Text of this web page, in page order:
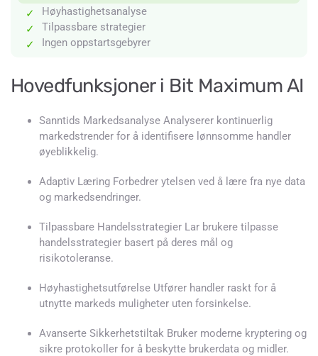
Høyhastighetsanalyse
Tilpassbare strategier
Ingen oppstartsgebyrer
Hovedfunksjoner i Bit Maximum AI
Sanntids Markedsanalyse Analyserer kontinuerlig
markedstrender for å identifisere lønnsomme handler
øyeblikkelig.
Adaptiv Læring Forbedrer ytelsen ved å lære fra nye data
og markedsendringer.
Tilpassbare Handelsstrategier Lar brukere tilpasse
handelsstrategier basert på deres mål og
risikotoleranse.
Høyhastighetsutførelse Utfører handler raskt for å
utnytte markeds muligheter uten forsinkelse.
Avanserte Sikkerhetstiltak Bruker moderne kryptering og
sikre protokoller for å beskytte brukerdata og midler.